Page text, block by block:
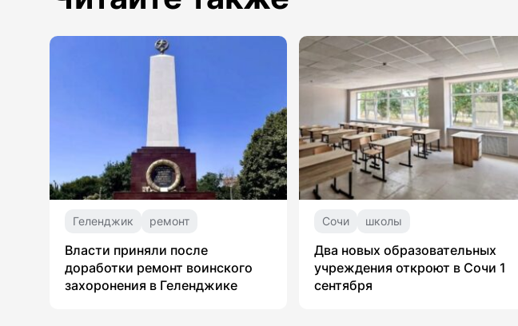
Геленджик ремонт
Власти приняли после
доработки ремонт воинского
захоронения в Геленджике
Сочи школы
Два новых образовательных
учреждения откроют в Сочи 1
сентября